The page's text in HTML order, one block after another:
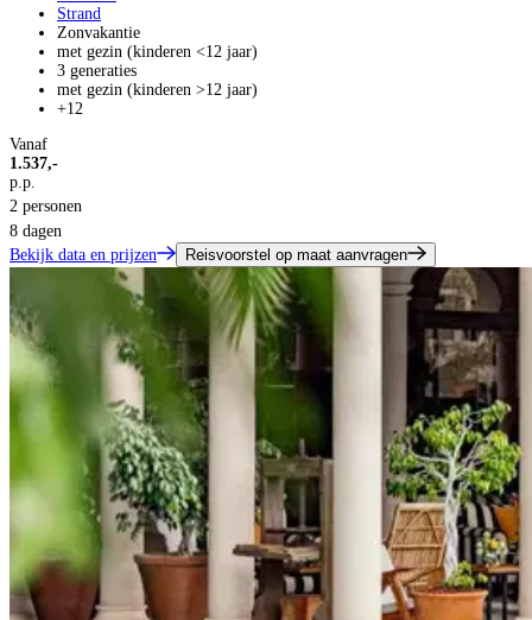
Strand
Zonvakantie
met gezin (kinderen <12 jaar)
3 generaties
met gezin (kinderen >12 jaar)
+12
Vanaf
1.537,-
p.p.
2 personen
8 dagen
Bekijk data en prijzen
Reisvoorstel op maat aanvragen